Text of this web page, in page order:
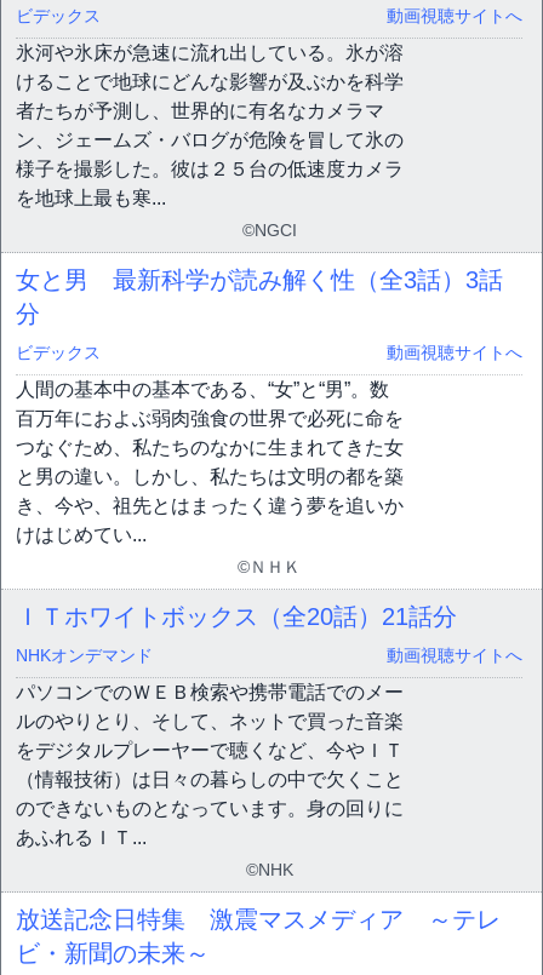
ビデックス 動画視聴サイトへ
氷河や氷床が急速に流れ出している。氷が溶
けることで地球にどんな影響が及ぶかを科学
者たちが予測し、世界的に有名なカメラマ
ン、ジェームズ・バログが危険を冒して氷の
様子を撮影した。彼は２５台の低速度カメラ
を地球上最も寒...
©NGCI
女と男 最新科学が読み解く性（全3話） 3話
分
ビデックス 動画視聴サイトへ
人間の基本中の基本である、“女”と“男”。数
百万年におよぶ弱肉強食の世界で必死に命を
つなぐため、私たちのなかに生まれてきた女
と男の違い。しかし、私たちは文明の都を築
き、今や、祖先とはまったく違う夢を追いか
けはじめてい...
©ＮＨＫ
ＩＴホワイトボックス（全20話） 21話分
NHKオンデマンド 動画視聴サイトへ
パソコンでのＷＥＢ検索や携帯電話でのメー
ルのやりとり、そして、ネットで買った音楽
をデジタルプレーヤーで聴くなど、今やＩＴ
（情報技術）は日々の暮らしの中で欠くこと
のできないものとなっています。身の回りに
あふれるＩＴ...
©NHK
放送記念日特集 激震マスメディア ～テレ
ビ・新聞の未来～